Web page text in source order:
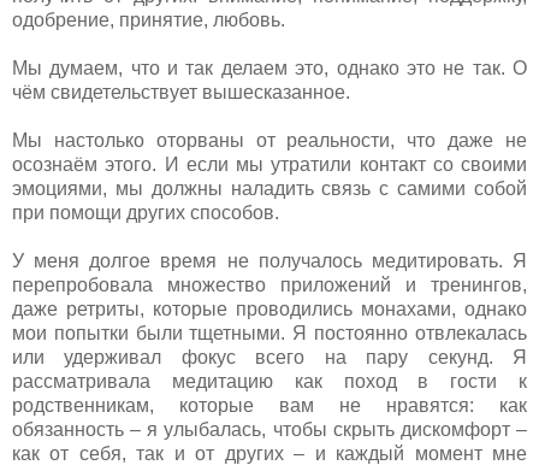
одобрение, принятие, любовь.
Мы думаем, что и так делаем это, однако это не так. О
чём свидетельствует вышесказанное.
Мы настолько оторваны от реальности, что даже не
осознаём этого. И если мы утратили контакт со своими
эмоциями, мы должны наладить связь с самими собой
при помощи других способов.
У меня долгое время не получалось медитировать. Я
перепробовала множество приложений и тренингов,
даже ретриты, которые проводились монахами, однако
мои попытки были тщетными. Я постоянно отвлекалась
или удерживал фокус всего на пару секунд. Я
рассматривала медитацию как поход в гости к
родственникам, которые вам не нравятся: как
обязанность – я улыбалась, чтобы скрыть дискомфорт –
как от себя, так и от других – и каждый момент мне